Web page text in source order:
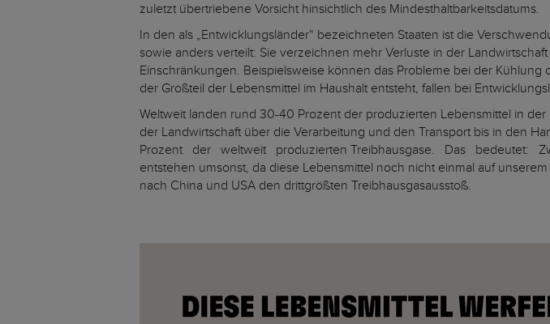
zuletzt übertriebene Vorsicht hinsichtlich des Mindesthaltbarkeitsdatums.
In den als „Entwicklungsländer“ bezeichneten Staaten ist die
sowie anders verteilt: Sie verzeichnen mehr Verluste in der
Einschränkungen. Beispielsweise können das Probleme bei der
der Großteil der Lebensmittel im Haushalt entsteht, fallen bei
Weltweit landen rund 30-40 Prozent der produzierten Lebensmittel in
der Landwirtschaft über die Verarbeitung und den Transport bis in
Prozent der weltweit produzierten Treibhausgase. Das bedeutet:
entstehen umsonst, da diese Lebensmittel noch nicht einmal auf
nach China und USA den drittgrößten Treibhausgasausstoß.